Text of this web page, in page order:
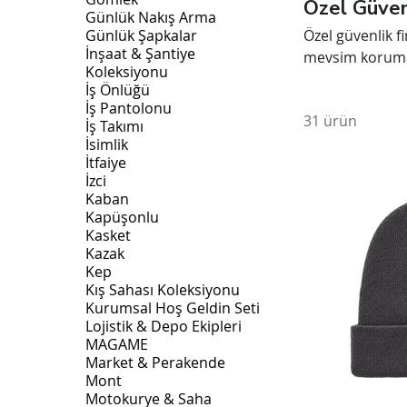
Günlük Nakış Arma
Günlük Şapkalar
İnşaat & Şantiye
Koleksiyonu
İş Önlüğü
İş Pantolonu
İş Takımı
İsimlik
İtfaiye
İzci
Kaban
Kapüşonlu
Kasket
Kazak
Kep
Kış Sahası Koleksiyonu
Kurumsal Hoş Geldin Seti
Lojistik & Depo Ekipleri
MAGAME
Market & Perakende
Mont
Motokurye & Saha
Özel
Özel güvenlik
mevsim
personelinin
31 ürün